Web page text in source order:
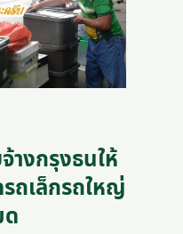
างกรุงธนให้
ถเล็กรถใหญ่
ด